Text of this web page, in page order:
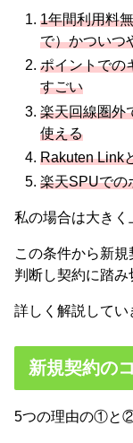
1年間利用料
で）かついつ
ポイントでの
すごい
楽天回線圏外
使える
Rakuten Link
楽天SPUでの
私の場合は大きく
この条件から新
判断し契約に踏み
詳しく解説してい
新規契約の
5つの理由の①と